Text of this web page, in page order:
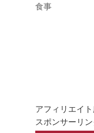
食事
アフィリエイ
スポンサーリン